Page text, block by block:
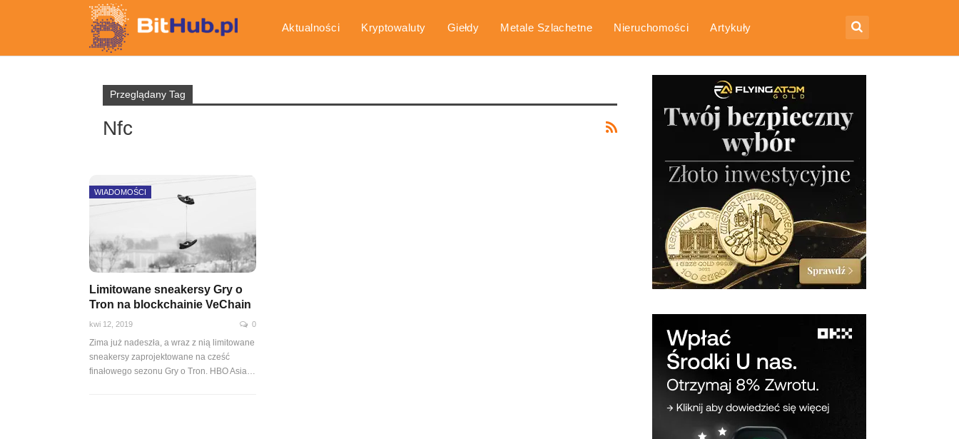
Aktualności Kryptowaluty Giełdy Metale Szlachetne Nieruchomości Artykuły
Przeglądany Tag
Nfc
WIADOMOŚCI
Limitowane sneakersy Gry o
Tron na blockchainie VeChain
kwi 12, 2019 0
Zima już nadeszła, a wraz z nią limitowane
sneakersy zaprojektowane na cześć
finałowego sezonu Gry o Tron. HBO Asia…